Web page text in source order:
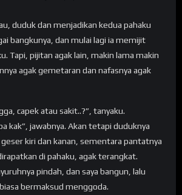
duduk dan menjadikan kedua pahaku
bangkunya, dan mulai lagi ia memijit
Tapi, pijitan agak lain, makin lama makin
agak gemetaran dan nafasnya agak
capek atau sakit..?”, tanyaku.
kak”, jawabnya. Akan tetapi duduknya
kiri dan kanan, sementara pantatnya
di pahaku, agak terangkat.
pindah, dan saya bangun, lalu
bermaksud menggoda.